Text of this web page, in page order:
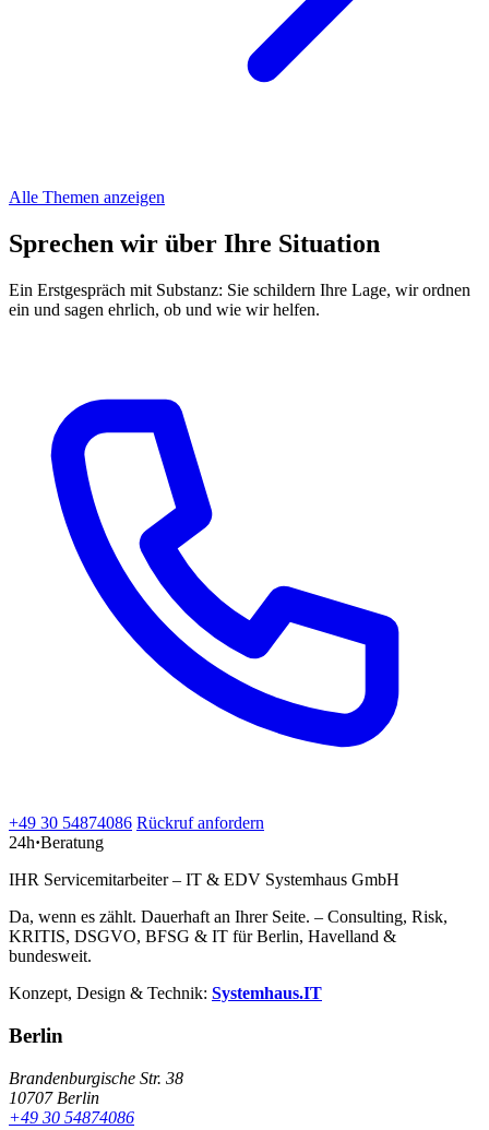
Alle Themen anzeigen
Sprechen wir über Ihre Situation
Ein Erstgespräch mit Substanz: Sie schildern Ihre Lage, wir ordnen
ein und sagen ehrlich, ob und wie wir helfen.
+49 30 54874086 Rückruf anfordern
24h·Beratung
IHR Servicemitarbeiter – IT & EDV Systemhaus GmbH
Da, wenn es zählt. Dauerhaft an Ihrer Seite. – Consulting, Risk,
KRITIS, DSGVO, BFSG & IT für Berlin, Havelland &
bundesweit.
Konzept, Design & Technik: Systemhaus.IT
Berlin
Brandenburgische Str. 38
10707 Berlin
+49 30 54874086